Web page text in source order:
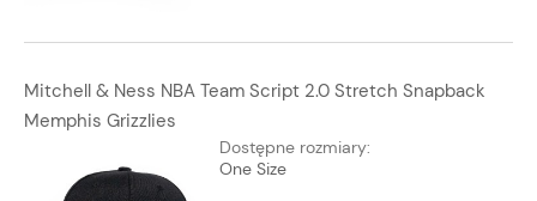
Mitchell & Ness NBA Team Script 2.0 Stretch Snapback
Memphis Grizzlies
Dostępne rozmiary:
One Size